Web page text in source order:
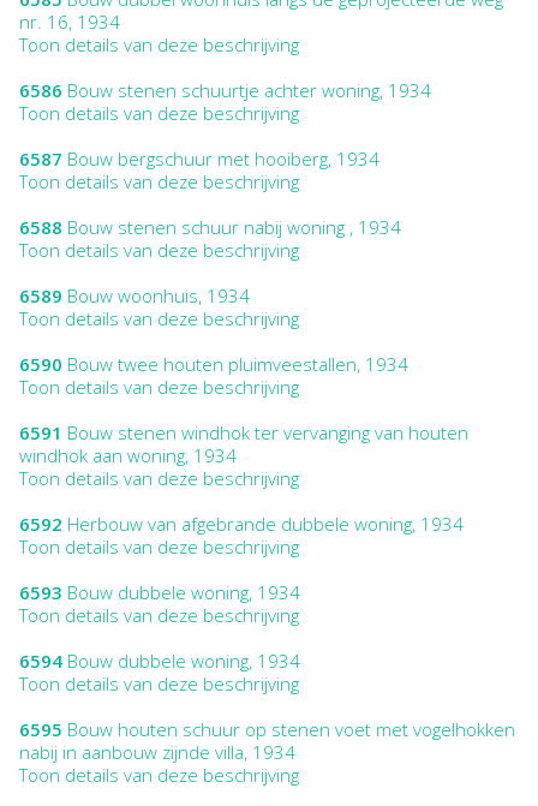
nr. 16, 1934
Toon details van deze beschrijving
6586 Bouw stenen schuurtje achter woning, 1934
Toon details van deze beschrijving
6587 Bouw bergschuur met hooiberg, 1934
Toon details van deze beschrijving
6588 Bouw stenen schuur nabij woning , 1934
Toon details van deze beschrijving
6589 Bouw woonhuis, 1934
Toon details van deze beschrijving
6590 Bouw twee houten pluimveestallen, 1934
Toon details van deze beschrijving
6591 Bouw stenen windhok ter vervanging van houten
windhok aan woning, 1934
Toon details van deze beschrijving
6592 Herbouw van afgebrande dubbele woning, 1934
Toon details van deze beschrijving
6593 Bouw dubbele woning, 1934
Toon details van deze beschrijving
6594 Bouw dubbele woning, 1934
Toon details van deze beschrijving
6595 Bouw houten schuur op stenen voet met vogelhokken
nabij in aanbouw zijnde villa, 1934
Toon details van deze beschrijving